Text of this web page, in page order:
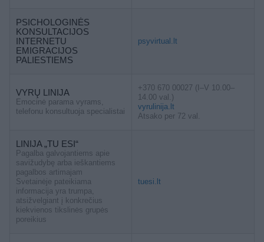
PSICHOLOGINĖS
KONSULTACIJOS
INTERNETU
EMIGRACIJOS
PALIESTIEMS
psyvirtual.lt
VYRŲ LINIJA
Emocinė parama vyrams,
telefonu konsultuoja specialistai
+370 670 00027 (I–V 10.00–
14.00 val.)
vyrulinija.lt
Atsako per 72 val.
LINIJA „TU ESI“
Pagalba galvojantiems apie
savižudybę arba ieškantiems
pagalbos artimajam
Svetainėje pateikiama
informacija yra trumpa,
atsižvelgiant į konkrečius
kiekvienos tikslinės grupės
poreikius
tuesi.lt